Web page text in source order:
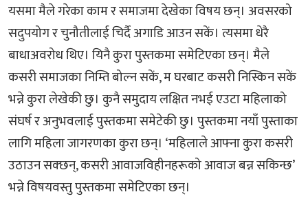
यसमा मैले गरेका काम र समाजमा देखेका विषय छन्। अवसरको
सदुपयोग र चुनौतीलाई चिर्दै अगाडि आउन सकें। त्यसमा धेरै
बाधाअवरोध थिए। यिनै कुरा पुस्तकमा समेटिएका छन्। मैले
कसरी समाजका निम्ति बोल्न सकें, म घरबाट कसरी निस्किन सकें
भन्ने कुरा लेखेकी छु। कुनै समुदाय लक्षित नभई एउटा महिलाको
संघर्ष र अनुभवलाई पुस्तकमा समेटेकी छु। पुस्तकमा नयाँ पुस्ताका
लागि महिला जागरणका कुरा छन्। ‘महिलाले आफ्ना कुरा कसरी
उठाउन सक्छन्, कसरी आवाजविहीनहरूको आवाज बन्न सकिन्छ’
भन्ने विषयवस्तु पुस्तकमा समेटिएका छन्।